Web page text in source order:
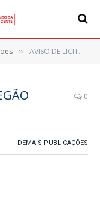
» AVISO DE LICITAÇÃO – PREGÃO ELETRONICO Nº 085/2023
0
DEMAIS PUBLICAÇÕES